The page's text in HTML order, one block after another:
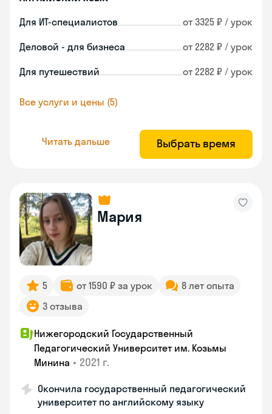
Для ИТ-специалистов от 3325 ₽ / урок
Деловой - для бизнеса от 2282 ₽ / урок
Для путешествий от 2282 ₽ / урок
Все услуги и цены (5)
Читать дальше Выбрать время
Мария
5 от 1590 ₽ за урок
8 лет опыта
3 отзыва
Нижегородский Государственный
Педагогический Университет им. Козьмы
Минина • 2021 г.
Окончила государственный педагогический
университет по английскому языку